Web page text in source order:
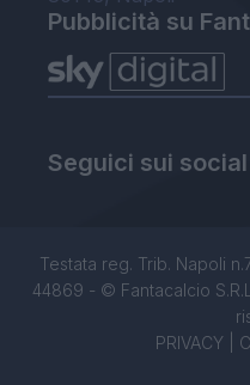
Pubblicità su
Seguici sui social
Testata reg. Trib. Napoli
44869 - © Fantacalcio
PRIVACY|